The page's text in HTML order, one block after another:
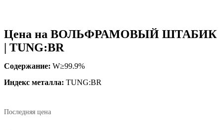
Цена на ВОЛЬФРАМОВЫЙ ШТАБИК
| TUNG:BR
Содержание: W≥99.9%
Индекс металла: TUNG:BR
Последняя цена